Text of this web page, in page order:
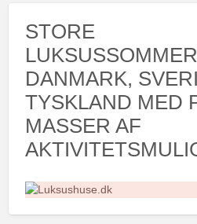
STORE
DANMARK,
TYSKLAND MED
MASSER AF